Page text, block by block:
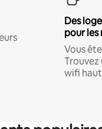
Des
pour les
Vous
Trouvez
wifi